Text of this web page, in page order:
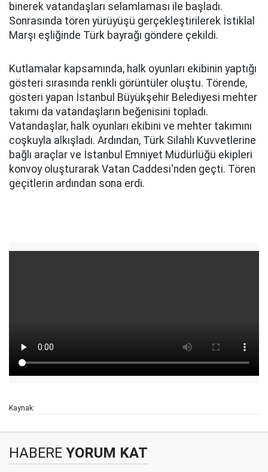
binerek vatandaşları selamlaması ile başladı.
Sonrasında tören yürüyüşü gerçekleştirilerek İstiklal
Marşı eşliğinde Türk bayrağı göndere çekildi.
Kutlamalar kapsamında, halk oyunları ekibinin yaptığı
gösteri sırasında renkli görüntüler oluştu. Törende,
gösteri yapan İstanbul Büyükşehir Belediyesi mehter
takımı da vatandaşların beğenisini topladı.
Vatandaşlar, halk oyunları ekibini ve mehter takımını
coşkuyla alkışladı. Ardından, Türk Silahlı Kuvvetlerine
bağlı araçlar ve İstanbul Emniyet Müdürlüğü ekipleri
konvoy oluşturarak Vatan Caddesi'nden geçti. Tören
geçitlerin ardından sona erdi.
Kaynak:
HABERE YORUM KAT